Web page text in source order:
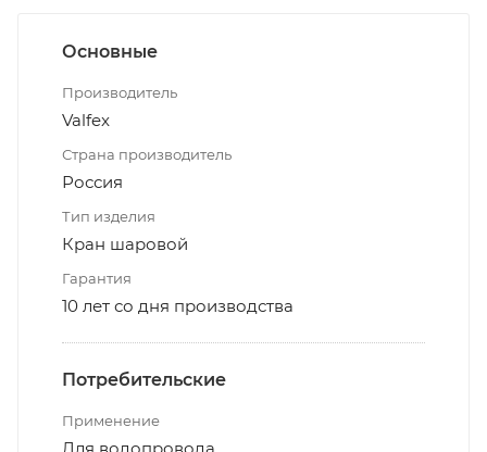
Основные
Производитель
Valfex
Страна производитель
Россия
Тип изделия
Кран шаровой
Гарантия
10 лет со дня производства
Потребительские
Применение